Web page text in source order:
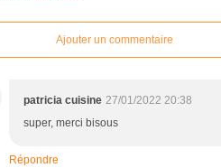
Ajouter un commentaire
patricia cuisine 27/01/2022 20:38
super, merci bisous
Répondre